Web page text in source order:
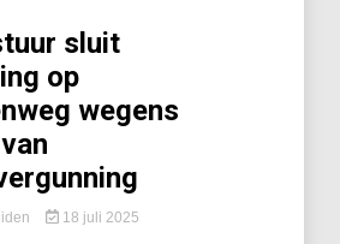
sluit
op
wegens
18 juli 2025